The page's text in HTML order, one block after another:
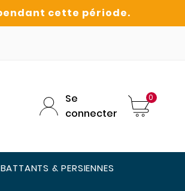
Se
connecter
0
BATTANTS & PERSIENNES